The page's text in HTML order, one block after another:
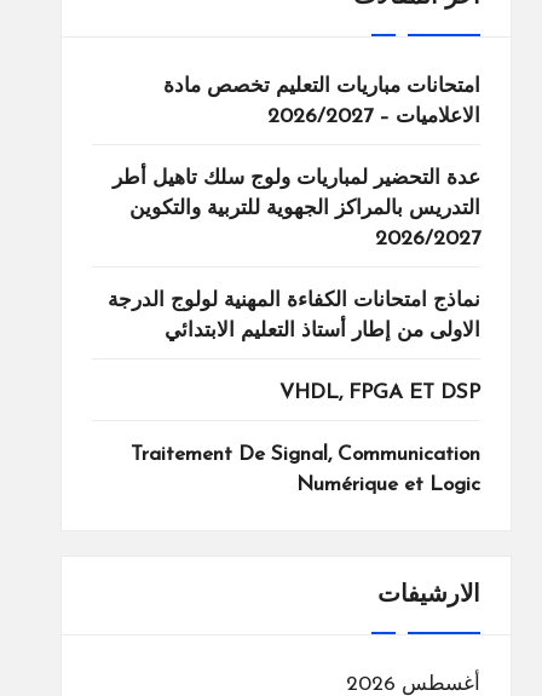
امتحانات مباريات التعليم تخصص مادة
الاعلاميات – 2026/2027
عدة التحضير لمباريات ولوج سلك تاهيل أطر
التدريس بالمراكز الجهوية للتربية والتكوين
2026/2027
نماذج امتحانات الكفاءة المهنية لولوج الدرجة
الاولى من إطار أستاذ التعليم الابتدائي
VHDL, FPGA ET DSP
Traitement De Signal, Communication
Numérique et Logic
الارشيفات
أغسطس 2026